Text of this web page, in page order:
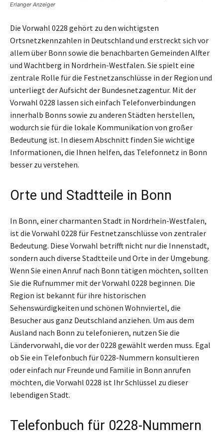
Erlanger Anzeiger
Die Vorwahl 0228 gehört zu den wichtigsten
Ortsnetzkennzahlen in Deutschland und erstreckt sich vor
allem über Bonn sowie die benachbarten Gemeinden Alfter
und Wachtberg in Nordrhein-Westfalen. Sie spielt eine
zentrale Rolle für die Festnetzanschlüsse in der Region und
unterliegt der Aufsicht der Bundesnetzagentur. Mit der
Vorwahl 0228 lassen sich einfach Telefonverbindungen
innerhalb Bonns sowie zu anderen Städten herstellen,
wodurch sie für die lokale Kommunikation von großer
Bedeutung ist. In diesem Abschnitt finden Sie wichtige
Informationen, die Ihnen helfen, das Telefonnetz in Bonn
besser zu verstehen.
Orte und Stadtteile in Bonn
In Bonn, einer charmanten Stadt in Nordrhein-Westfalen,
ist die Vorwahl 0228 für Festnetzanschlüsse von zentraler
Bedeutung. Diese Vorwahl betrifft nicht nur die Innenstadt,
sondern auch diverse Stadtteile und Orte in der Umgebung.
Wenn Sie einen Anruf nach Bonn tätigen möchten, sollten
Sie die Rufnummer mit der Vorwahl 0228 beginnen. Die
Region ist bekannt für ihre historischen
Sehenswürdigkeiten und schönen Wohnviertel, die
Besucher aus ganz Deutschland anziehen. Um aus dem
Ausland nach Bonn zu telefonieren, nutzen Sie die
Ländervorwahl, die vor der 0228 gewählt werden muss. Egal
ob Sie ein Telefonbuch für 0228-Nummern konsultieren
oder einfach nur Freunde und Familie in Bonn anrufen
möchten, die Vorwahl 0228 ist Ihr Schlüssel zu dieser
lebendigen Stadt.
Telefonbuch für 0228-Nummern